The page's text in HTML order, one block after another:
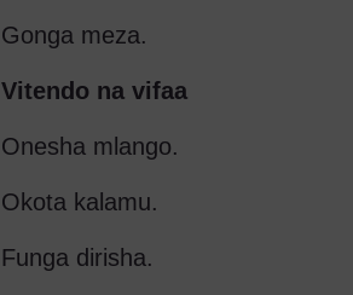
Gonga meza.
Vitendo na vifaa
Onesha mlango.
Okota kalamu.
Funga dirisha.